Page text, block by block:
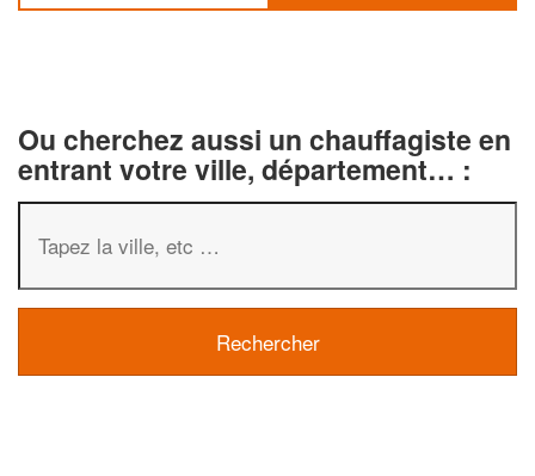
Ou cherchez aussi un chauffagiste en
entrant votre ville, département… :